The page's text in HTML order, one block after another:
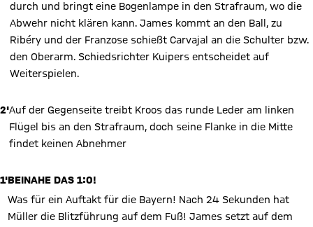
durch und bringt eine Bogenlampe in den Strafraum, wo die
Abwehr nicht klären kann. James kommt an den Ball, zu
Ribéry und der Franzose schießt Carvajal an die Schulter bzw.
den Oberarm. Schiedsrichter Kuipers entscheidet auf
Weiterspielen.
2'Auf der Gegenseite treibt Kroos das runde Leder am linken
Flügel bis an den Strafraum, doch seine Flanke in die Mitte
findet keinen Abnehmer
1'BEINAHE DAS 1:0!
Was für ein Auftakt für die Bayern! Nach 24 Sekunden hat
Müller die Blitzführung auf dem Fuß! James setzt auf dem